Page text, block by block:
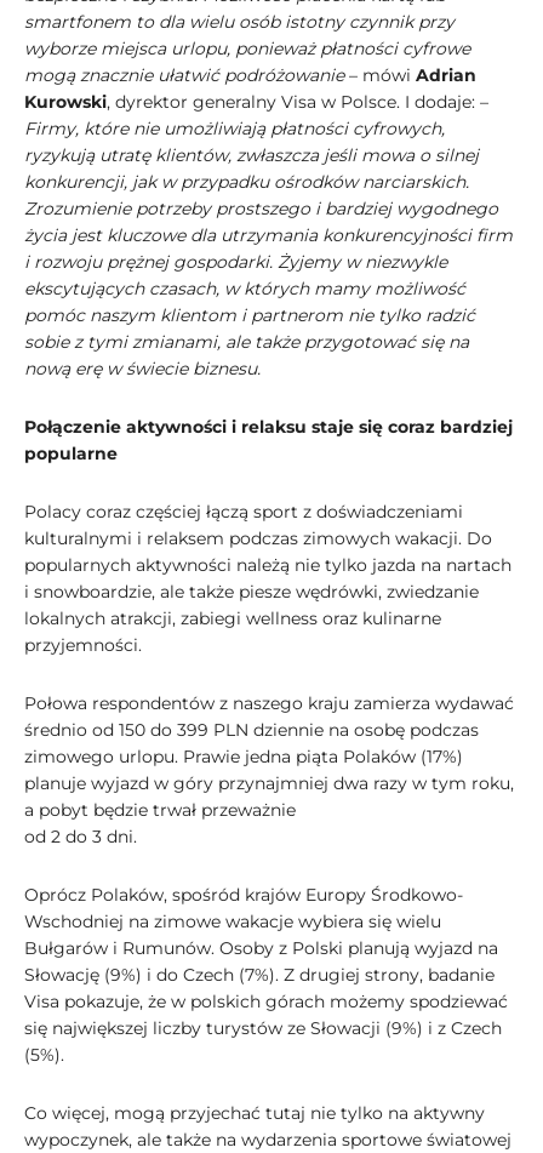
smartfonem to dla wielu osób istotny czynnik przy
wyborze miejsca urlopu, ponieważ płatności cyfrowe
mogą znacznie ułatwić podróżowanie– mówi Adrian
Kurowski, dyrektor generalny Visa w Polsce. I dodaje: –
Firmy, które nie umożliwiają płatności cyfrowych,
ryzykują utratę klientów, zwłaszcza jeśli mowa o silnej
konkurencji, jak w przypadku ośrodków narciarskich.
Zrozumienie potrzeby prostszego i bardziej wygodnego
życia jest kluczowe dla utrzymania konkurencyjności firm
i rozwoju prężnej gospodarki. Żyjemy w niezwykle
ekscytujących czasach, w których mamy możliwość
pomóc naszym klientom i partnerom nie tylko radzić
sobie z tymi zmianami, ale także przygotować się na
nową erę w świecie biznesu.
Połączenie aktywności i relaksu staje się coraz bardziej
popularne
Polacy coraz częściej łączą sport z doświadczeniami
kulturalnymi i relaksem podczas zimowych wakacji. Do
popularnych aktywności należą nie tylko jazda na nartach
i snowboardzie, ale także piesze wędrówki, zwiedzanie
lokalnych atrakcji, zabiegi wellness oraz kulinarne
przyjemności.
Połowa respondentów z naszego kraju zamierza wydawać
średnio od 150 do 399 PLN dziennie na osobę podczas
zimowego urlopu. Prawie jedna piąta Polaków (17%)
planuje wyjazd w góry przynajmniej dwa razy w tym roku,
a pobyt będzie trwał przeważnie
od 2 do 3 dni.
Oprócz Polaków, spośród krajów Europy Środkowo-
Wschodniej na zimowe wakacje wybiera się wielu
Bułgarów i Rumunów. Osoby z Polski planują wyjazd na
Słowację (9%) i do Czech (7%). Z drugiej strony, badanie
Visa pokazuje, że w polskich górach możemy spodziewać
się największej liczby turystów ze Słowacji (9%) i z Czech
(5%).
Co więcej, mogą przyjechać tutaj nie tylko na aktywny
wypoczynek, ale także na wydarzenia sportowe światowej